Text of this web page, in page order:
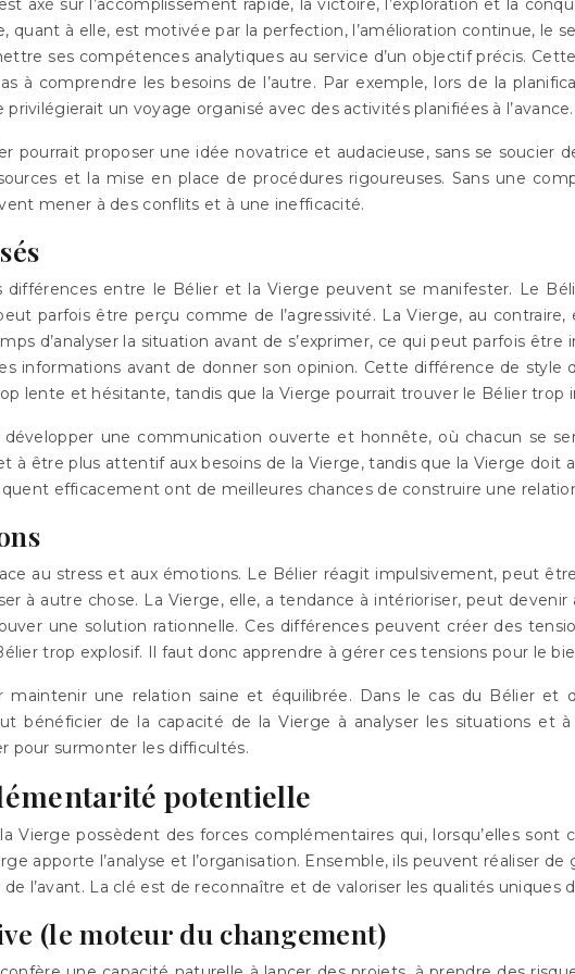
axé sur l’accomplissement rapide, la victoire, l’exploration et la
quant à elle, est motivée par la perfection, l’amélioration continue, le
ses compétences analytiques au service d’un objectif précis.
à comprendre les besoins de l’autre. Par exemple, lors de la
un voyage organisé avec des activités planifiées à l’avance.
pourrait proposer une idée novatrice et audacieuse, sans se soucier
et la mise en place de procédures rigoureuses. Sans une
mener à des conflits et à une inefficacité.
entre le Bélier et la Vierge peuvent se manifester. Le
parfois être perçu comme de l’agressivité. La Vierge, au
d’analyser la situation avant de s’exprimer, ce qui peut parfois
informations avant de donner son opinion. Cette différence de
lente et hésitante, tandis que la Vierge pourrait trouver le Bélier trop
une communication ouverte et honnête, où chacun se
à être plus attentif aux besoins de la Vierge, tandis que la Vierge doit
efficacement ont de meilleures chances de construire une
au stress et aux émotions. Le Bélier réagit impulsivement, peut
à autre chose. La Vierge, elle, a tendance à intérioriser, peut
une solution rationnelle. Ces différences peuvent créer des
trop explosif. Il faut donc apprendre à gérer ces tensions pour le
une relation saine et équilibrée. Dans le cas du Bélier
bénéficier de la capacité de la Vierge à analyser les situations et
pour surmonter les difficultés.
potentielle
Vierge possèdent des forces complémentaires qui, lorsqu’elles
apporte l’analyse et l’organisation. Ensemble, ils peuvent réaliser
l’avant. La clé est de reconnaître et de valoriser les qualités uniques
(le moteur du changement)